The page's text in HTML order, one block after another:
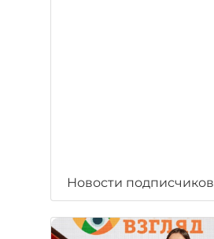
Новости подписчиков